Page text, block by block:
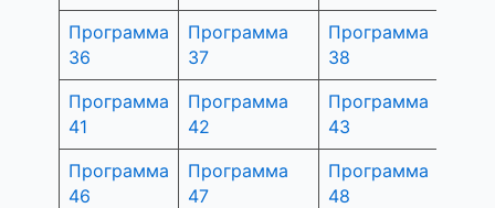
Программа
36
Программа
37
Программа
38
Программа
41
Программа
42
Программа
43
Программа
46
Программа
47
Программа
48